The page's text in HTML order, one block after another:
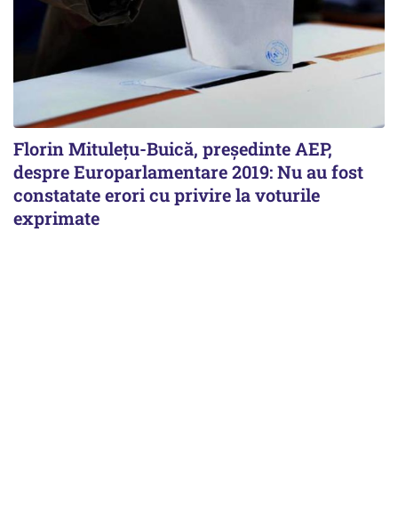
Florin Mituleţu-Buică, preşedinte AEP,
despre Europarlamentare 2019: Nu au fost
constatate erori cu privire la voturile
exprimate